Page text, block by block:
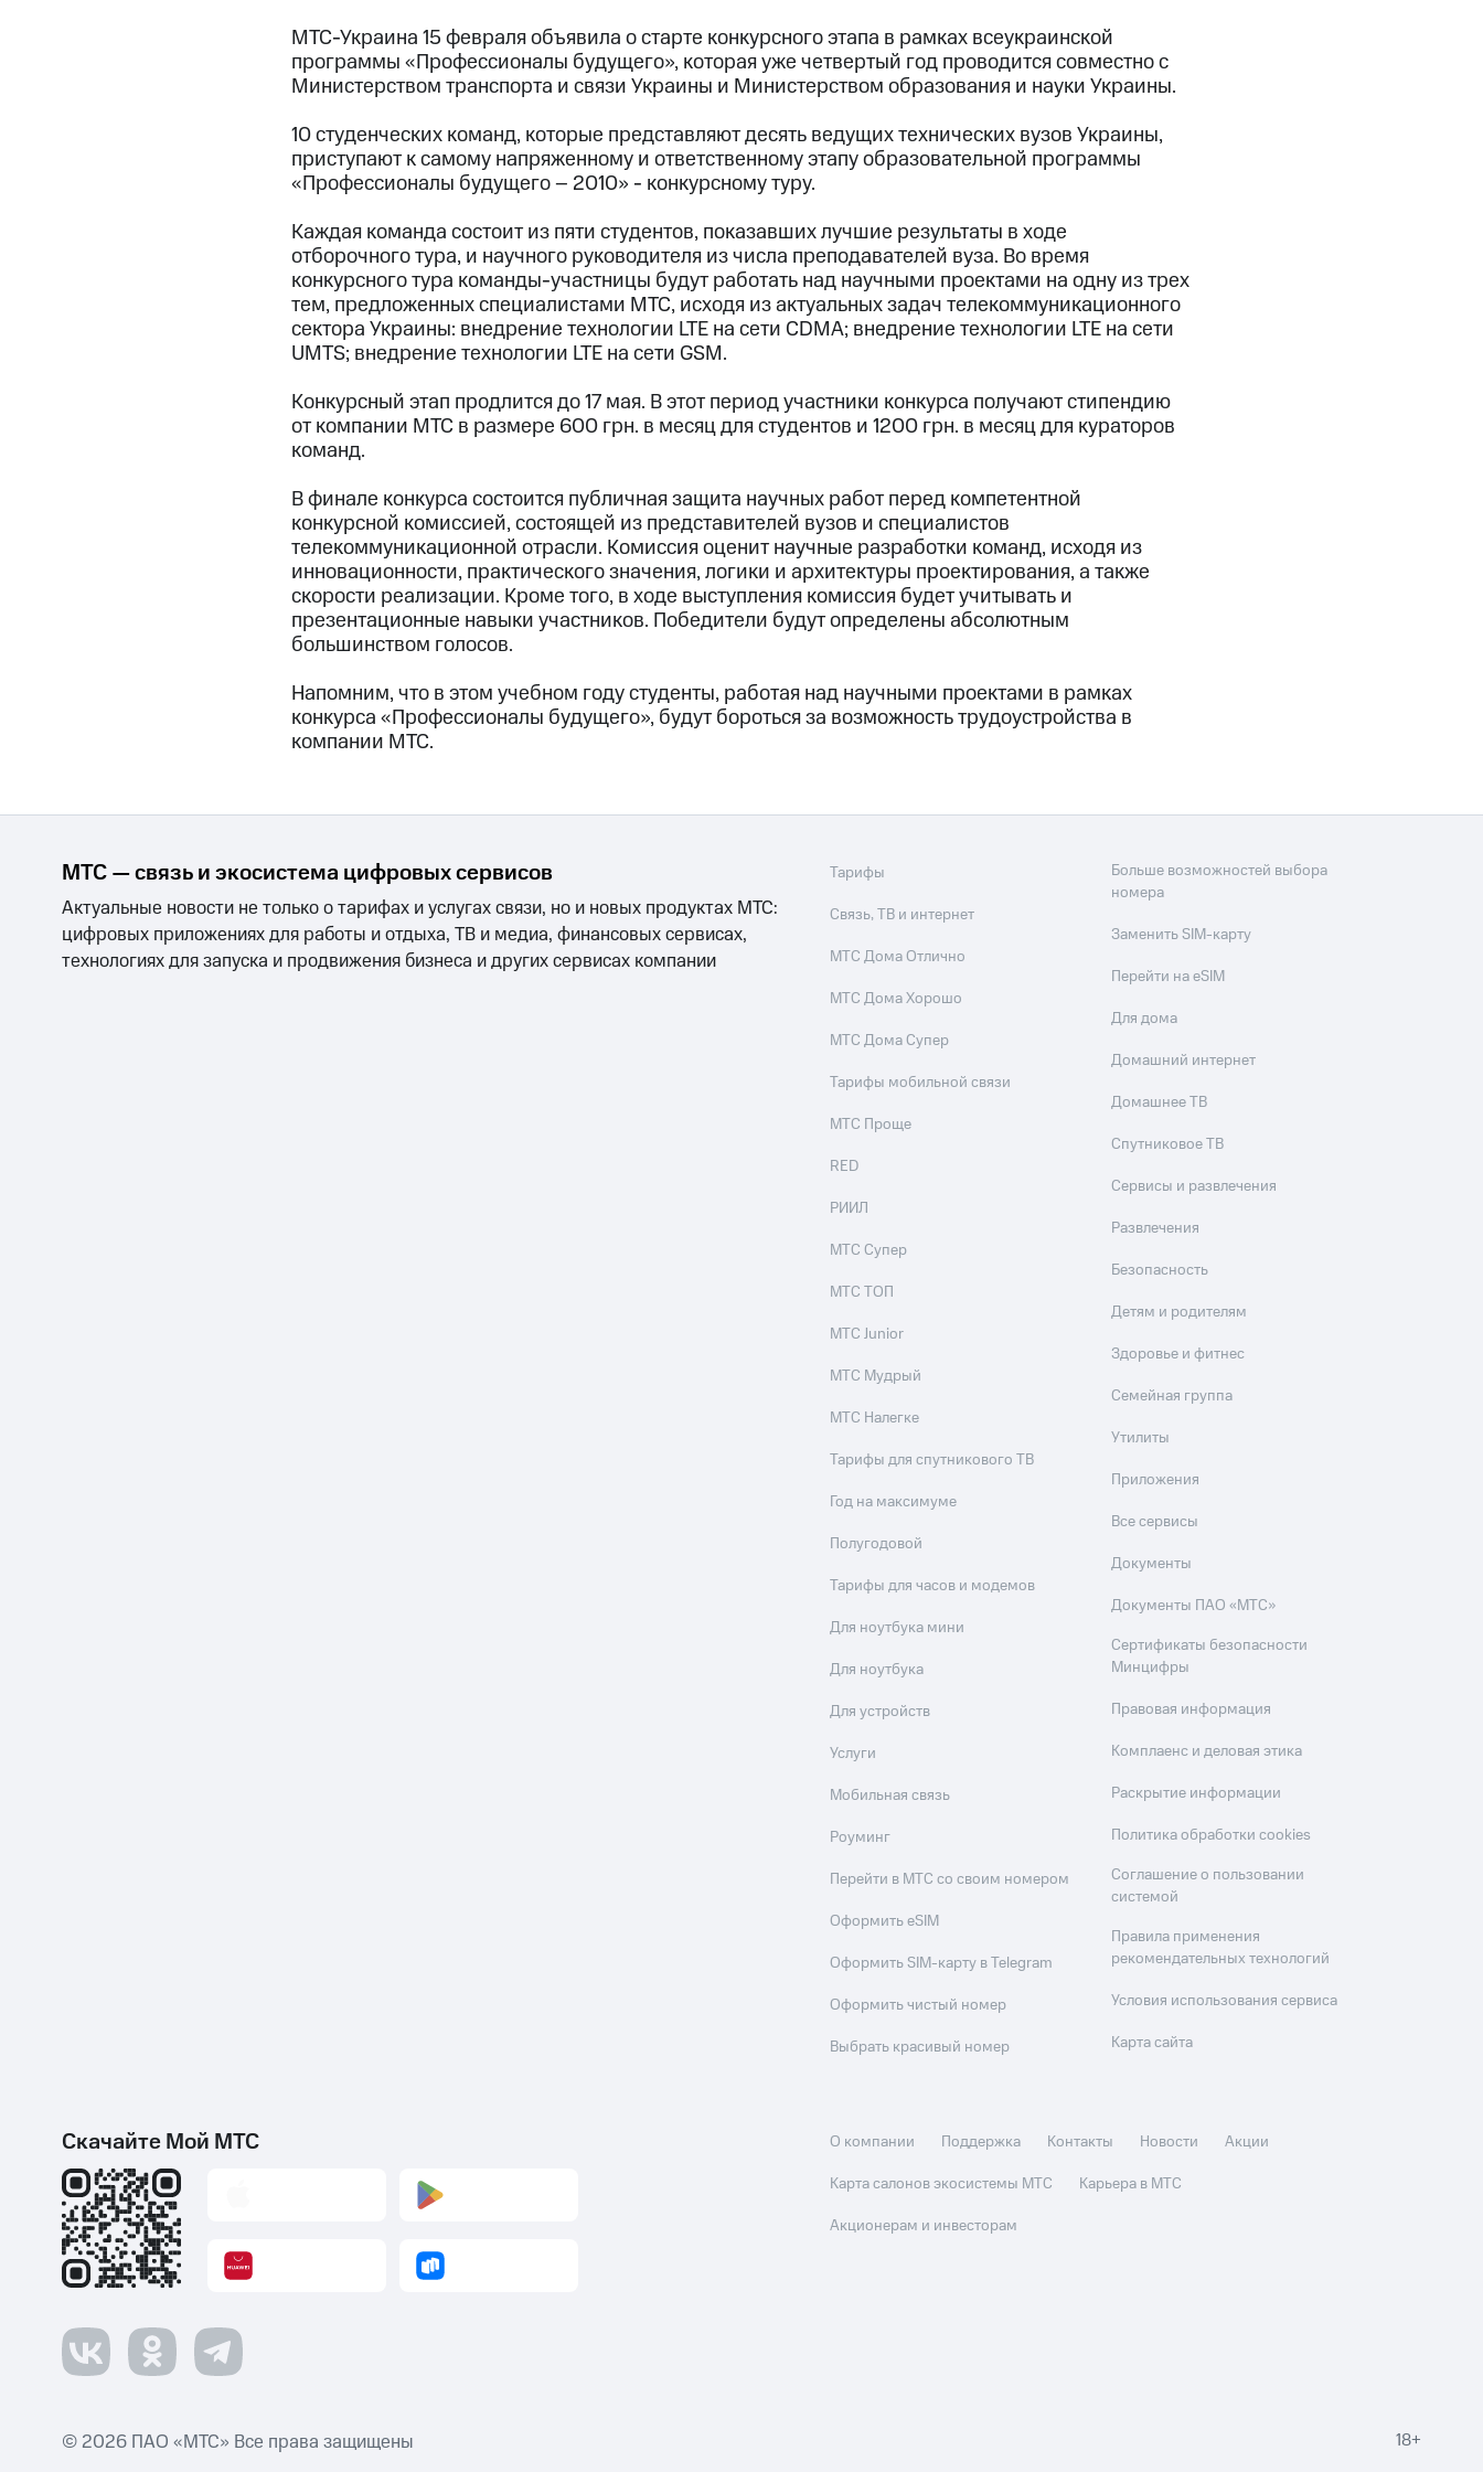
МТС-Украина 15 февраля объявила о старте конкурсного этапа в рамках всеукраинской
программы «Профессионалы будущего», которая уже четвертый год проводится совместно с
Министерством транспорта и связи Украины и Министерством образования и науки Украины.
10 студенческих команд, которые представляют десять ведущих технических вузов Украины,
приступают к самому напряженному и ответственному этапу образовательной программы
«Профессионалы будущего – 2010» - конкурсному туру.
Каждая команда состоит из пяти студентов, показавших лучшие результаты в ходе
отборочного тура, и научного руководителя из числа преподавателей вуза. Во время
конкурсного тура команды-участницы будут работать над научными проектами на одну из трех
тем, предложенных специалистами МТС, исходя из актуальных задач телекоммуникационного
сектора Украины: внедрение технологии LTE на сети CDMA; внедрение технологии LTE на сети
UMTS; внедрение технологии LTE на сети GSM.
Конкурсный этап продлится до 17 мая. В этот период участники конкурса получают стипендию
от компании МТС в размере 600 грн. в месяц для студентов и 1200 грн. в месяц для кураторов
команд.
В финале конкурса состоится публичная защита научных работ перед компетентной
конкурсной комиссией, состоящей из представителей вузов и специалистов
телекоммуникационной отрасли. Комиссия оценит научные разработки команд, исходя из
инновационности, практического значения, логики и архитектуры проектирования, а также
скорости реализации. Кроме того, в ходе выступления комиссия будет учитывать и
презентационные навыки участников. Победители будут определены абсолютным
большинством голосов.
Напомним, что в этом учебном году студенты, работая над научными проектами в рамках
конкурса «Профессионалы будущего», будут бороться за возможность трудоустройства в
компании МТС.
МТС — связь и экосистема цифровых сервисов
Актуальные новости не только о тарифах и услугах связи, но и новых продуктах МТС:
цифровых приложениях для работы и отдыха, ТВ и медиа, финансовых сервисах,
технологиях для запуска и продвижения бизнеса и других сервисах компании
Тарифы
Связь, ТВ и интернет
МТС Дома Отлично
МТС Дома Хорошо
МТС Дома Супер
Тарифы мобильной связи
МТС Проще
RED
РИИЛ
МТС Супер
МТС ТОП
МТС Junior
МТС Мудрый
МТС Налегке
Тарифы для спутникового ТВ
Год на максимуме
Полугодовой
Тарифы для часов и модемов
Для ноутбука мини
Для ноутбука
Для устройств
Услуги
Мобильная связь
Роуминг
Перейти в МТС со своим номером
Оформить eSIM
Оформить SIM-карту в Telegram
Оформить чистый номер
Выбрать красивый номер
Больше возможностей выбора
номера
Заменить SIM-карту
Перейти на eSIM
Для дома
Домашний интернет
Домашнее ТВ
Спутниковое ТВ
Сервисы и развлечения
Развлечения
Безопасность
Детям и родителям
Здоровье и фитнес
Семейная группа
Утилиты
Приложения
Все сервисы
Документы
Документы ПАО «МТС»
Сертификаты безопасности
Минцифры
Правовая информация
Комплаенс и деловая этика
Раскрытие информации
Политика обработки cookies
Соглашение о пользовании
системой
Правила применения
рекомендательных технологий
Условия использования сервиса
Карта сайта
Скачайте Мой МТС О компании Поддержка Контакты Новости
Акции
Карта салонов экосистемы МТС
Карьера в МТС
Акционерам и инвесторам
© 2026 ПАО «МТС» Все права защищены 18+